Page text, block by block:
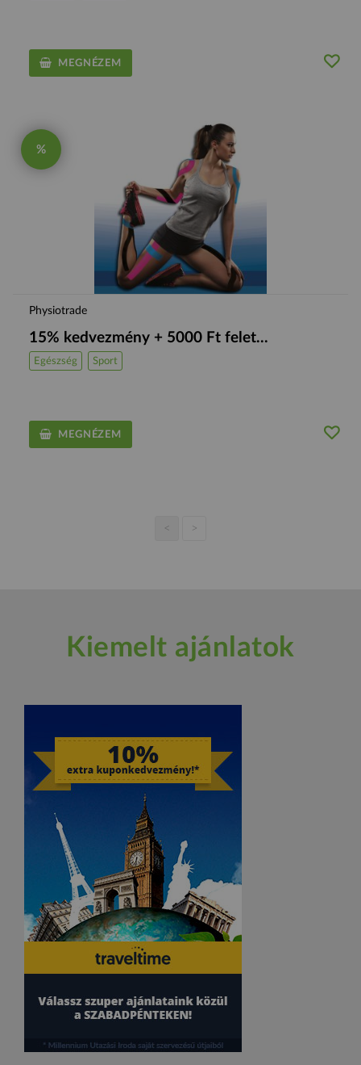
MEGNÉZEM
%
Physiotrade
15% kedvezmény + 5000 Ft felet...
Egészség Sport
MEGNÉZEM
< >
Kiemelt ajánlatok